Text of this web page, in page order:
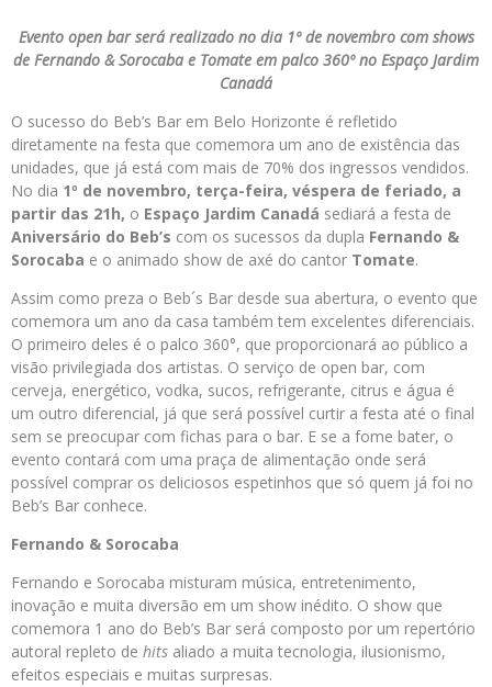
Evento open bar será realizado no dia 1º de novembro com shows
de Fernando & Sorocaba e Tomate em palco 360º no Espaço Jardim
Canadá
O sucesso do Beb’s Bar em Belo Horizonte é refletido
diretamente na festa que comemora um ano de existência das
unidades, que já está com mais de 70% dos ingressos vendidos.
No dia 1º de novembro, terça-feira, véspera de feriado, a
partir das 21h, o Espaço Jardim Canadá sediará a festa de
Aniversário do Beb’s com os sucessos da dupla Fernando &
Sorocaba e o animado show de axé do cantor Tomate.
Assim como preza o Beb´s Bar desde sua abertura, o evento que
comemora um ano da casa também tem excelentes diferenciais.
O primeiro deles é o palco 360°, que proporcionará ao público a
visão privilegiada dos artistas. O serviço de open bar, com
cerveja, energético, vodka, sucos, refrigerante, citrus e água é
um outro diferencial, já que será possível curtir a festa até o final
sem se preocupar com fichas para o bar. E se a fome bater, o
evento contará com uma praça de alimentação onde será
possível comprar os deliciosos espetinhos que só quem já foi no
Beb’s Bar conhece.
Fernando & Sorocaba
Fernando e Sorocaba misturam música, entretenimento,
inovação e muita diversão em um show inédito. O show que
comemora 1 ano do Beb’s Bar será composto por um repertório
autoral repleto de hits aliado a muita tecnologia, ilusionismo,
efeitos especiais e muitas surpresas.